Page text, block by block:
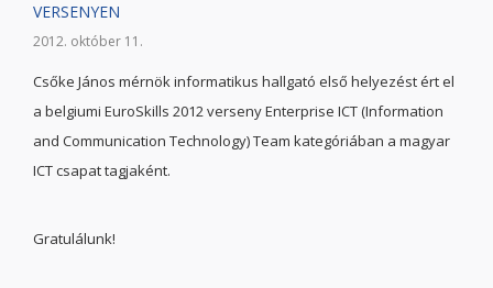
VERSENYEN
2012. október 11.
Csőke János mérnök informatikus hallgató első helyezést ért el
a belgiumi EuroSkills 2012 verseny Enterprise ICT (Information
and Communication Technology) Team kategóriában a magyar
ICT csapat tagjaként.
Gratulálunk!